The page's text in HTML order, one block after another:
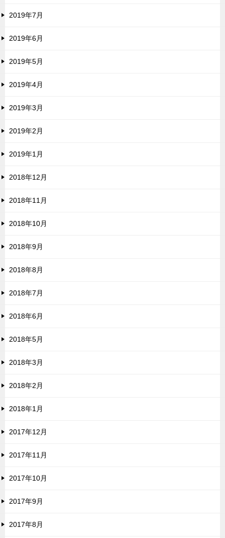
2019年7月
2019年6月
2019年5月
2019年4月
2019年3月
2019年2月
2019年1月
2018年12月
2018年11月
2018年10月
2018年9月
2018年8月
2018年7月
2018年6月
2018年5月
2018年3月
2018年2月
2018年1月
2017年12月
2017年11月
2017年10月
2017年9月
2017年8月